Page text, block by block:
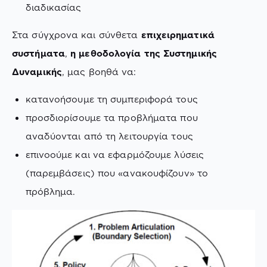
διαδικασίας
Στα σύγχρονα και σύνθετα επιχειρηματικά
συστήματα, η μεθοδολογία της Συστημικής
Δυναμικής, μας βοηθά να:
κατανοήσουμε τη συμπεριφορά τους
προσδιορίσουμε τα προβλήματα που
αναδύονται από τη λειτουργία τους
επινοούμε και να εφαρμόζουμε λύσεις
(παρεμβάσεις) που «ανακουφίζουν» το
πρόβλημα.